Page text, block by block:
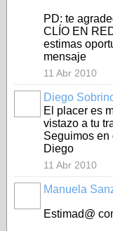
PD: te
CLÍO EN
estimas
mensaje
11 Abr 2010
Diego
El placer es
vistazo a tu
Seguimos en
Diego
11 Abr 2010
Manuela
Estimad@